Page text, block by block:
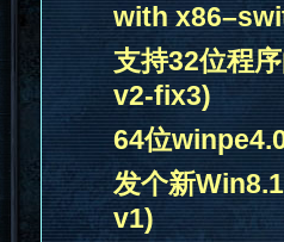
with
支持32位程
v2-fix3)
64位
发个新
v1)